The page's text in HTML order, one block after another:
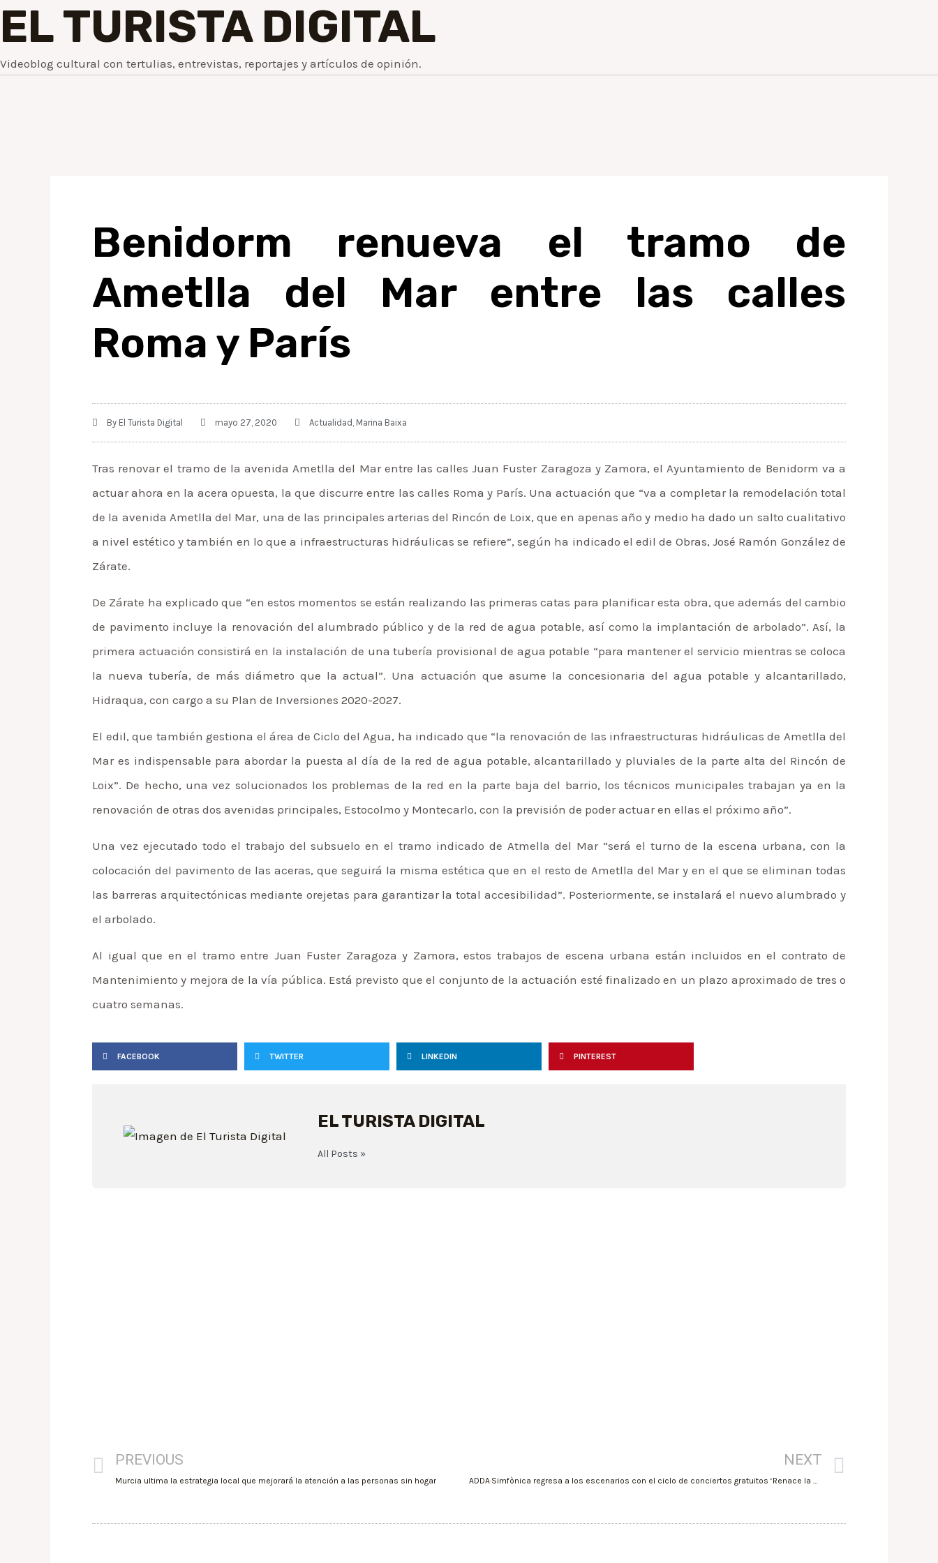
EL TURISTA DIGITAL
Videoblog cultural con tertulias, entrevistas, reportajes y artículos de opinión.
Benidorm renueva el tramo de
Ametlla del Mar entre las calles
Roma y París
By El Turista Digital mayo 27, 2020 Actualidad Marina Baixa
Tras renovar el tramo de la avenida Ametlla del Mar entre las calles Juan Fuster Zaragoza y Zamora, el Ayuntamiento de Benidorm va a
actuar ahora en la acera opuesta, la que discurre entre las calles Roma y París. Una actuación que “va a completar la remodelación total
de la avenida Ametlla del Mar, una de las principales arterias del Rincón de Loix, que en apenas año y medio ha dado un salto cualitativo
a nivel estético y también en lo que a infraestructuras hidráulicas se refiere”, según ha indicado el edil de Obras, José Ramón González de
Zárate.
De Zárate ha explicado que “en estos momentos se están realizando las primeras catas para planificar esta obra, que además del cambio
de pavimento incluye la renovación del alumbrado público y de la red de agua potable, así como la implantación de arbolado”. Así, la
primera actuación consistirá en la instalación de una tubería provisional de agua potable “para mantener el servicio mientras se coloca
la nueva tubería, de más diámetro que la actual”. Una actuación que asume la concesionaria del agua potable y alcantarillado,
Hidraqua, con cargo a su Plan de Inversiones 2020-2027.
El edil, que también gestiona el área de Ciclo del Agua, ha indicado que “la renovación de las infraestructuras hidráulicas de Ametlla del
Mar es indispensable para abordar la puesta al día de la red de agua potable, alcantarillado y pluviales de la parte alta del Rincón de
Loix”. De hecho, una vez solucionados los problemas de la red en la parte baja del barrio, los técnicos municipales trabajan ya en la
renovación de otras dos avenidas principales, Estocolmo y Montecarlo, con la previsión de poder actuar en ellas el próximo año”.
Una vez ejecutado todo el trabajo del subsuelo en el tramo indicado de Atmella del Mar “será el turno de la escena urbana, con la
colocación del pavimento de las aceras, que seguirá la misma estética que en el resto de Ametlla del Mar y en el que se eliminan todas
las barreras arquitectónicas mediante orejetas para garantizar la total accesibilidad”. Posteriormente, se instalará el nuevo alumbrado y
el arbolado.
Al igual que en el tramo entre Juan Fuster Zaragoza y Zamora, estos trabajos de escena urbana están incluidos en el contrato de
Mantenimiento y mejora de la vía pública. Está previsto que el conjunto de la actuación esté finalizado en un plazo aproximado de tres o
cuatro semanas.
FACEBOOK TWITTER LINKEDIN PINTEREST
EL TURISTA DIGITAL
All Posts »
PREVIOUS
Murcia ultima la estrategia local que mejorará la atención a las personas sin hogar
NEXT